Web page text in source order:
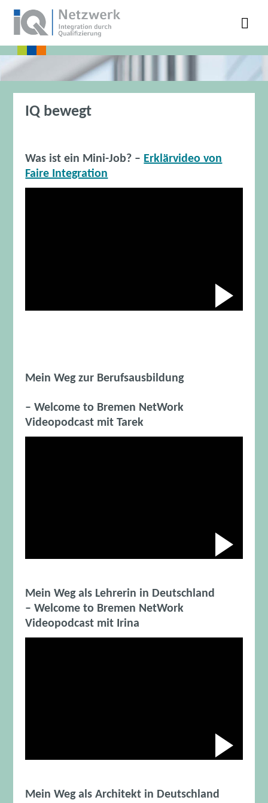
IQ bewegt
Was ist ein Mini-Job? – Erklärvideo von
Faire Integration
Mein Weg zur Berufsausbildung
– Welcome to Bremen NetWork
Videopodcast mit Tarek
Mein Weg als Lehrerin in Deutschland
– Welcome to Bremen NetWork
Videopodcast mit Irina
Mein Weg als Architekt in Deutschland